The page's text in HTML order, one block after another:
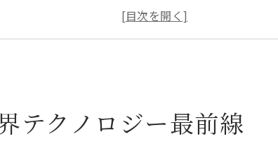
建設業におけるスマート化と効率化の進展
柏市の建設業界で進むデジタル化の波
スマートシティ開発が建設業に与える新潮流
テクノロジー最前線